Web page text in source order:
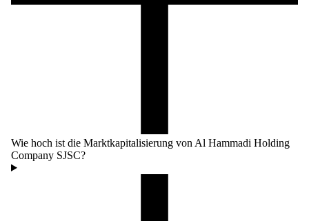
Wie hoch ist die Marktkapitalisierung von Al Hammadi Holding
Company SJSC?